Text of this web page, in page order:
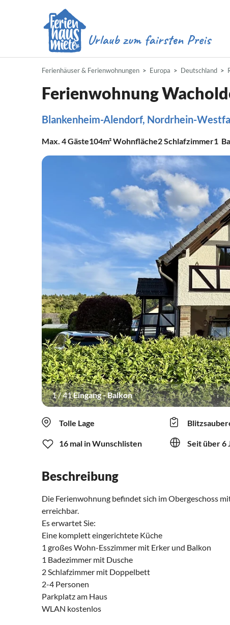
Ferienhäuser & Ferienwohnungen Europa Deutschland
Ferienwohnung
Blankenheim-Alendorf, Nordrhein-
Max. 4Gäste104m²Wohnfläche2Schlafzimmer1
1/41Eingang - Balkon
Tolle Lage
16 mal in Wunschlisten Seit über 6
Beschreibung
Die Ferienwohnung befindet sich im Obergeschoss
erreichbar.
Es erwartet Sie:
Eine komplett eingerichtete Küche
1 großes Wohn-Esszimmer mit Erker und Balkon
1 Badezimmer mit Dusche
2 Schlafzimmer mit Doppelbett
2-4 Personen
Parkplatz am Haus
WLAN kostenlos